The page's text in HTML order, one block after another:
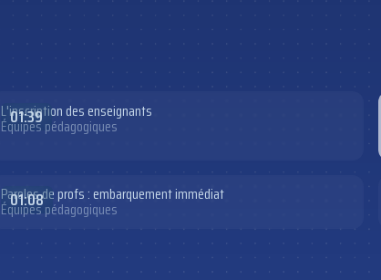
01:39
L'inscription des enseignants
Équipes pédagogiques
01:08
Paroles de profs : embarquement immédiat
Équipes pédagogiques